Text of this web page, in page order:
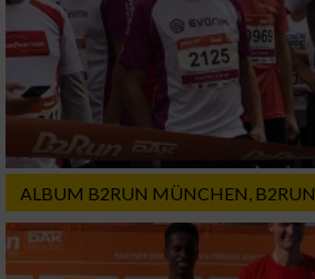
ALBUM B2RUN MÜNCHEN,